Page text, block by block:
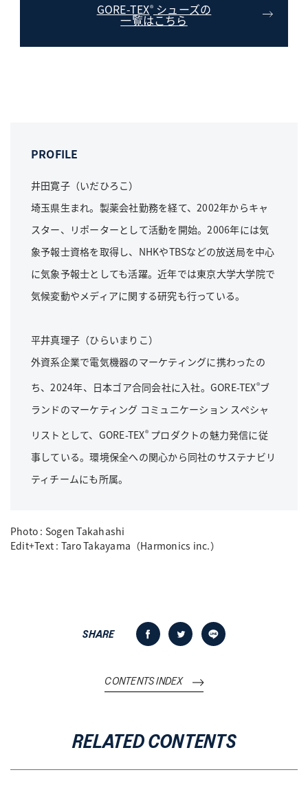
GORE-TEX®シューズの
一覧はこちら
PROFILE
井田寛子（いだひろこ）
埼玉県生まれ。製薬会社勤務を経て、2002年からキャ
スター、リポーターとして活動を開始。2006年には気
象予報士資格を取得し、NHKやTBSなどの放送局を中心
に気象予報士としても活躍。近年では東京大学大学院で
気候変動やメディアに関する研究も行っている。
平井真理子（ひらいまりこ）
外資系企業で電気機器のマーケティングに携わったの
ち、2024年、日本ゴア合同会社に入社。GORE-TEX®ブ
ランドのマーケティング コミュニケーション スペシャ
リストとして、GORE-TEX®プロダクトの魅力発信に従
事している。環境保全への関心から同社のサステナビリ
ティチームにも所属。
Photo : Sogen Takahashi
Edit+Text : Taro Takayama（Harmonics inc.）
CONTENTS INDEX
SHARE
RELATED CONTENTS